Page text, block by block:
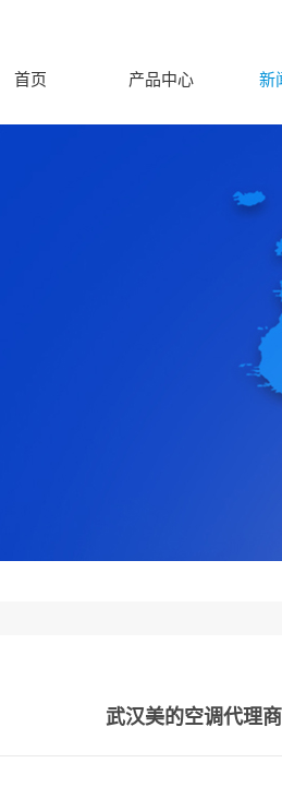
首页 产品中心 新
武汉美的空调代理